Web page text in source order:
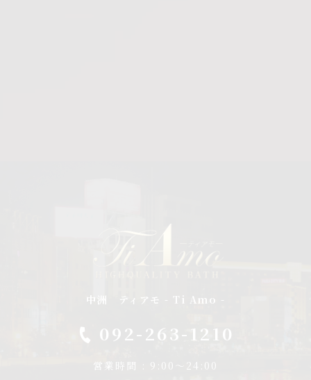
中洲 ティアモ - Ti Amo -
092-263-1210
営業時間 : 9:00～24:00